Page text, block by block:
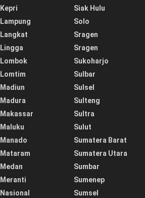
Kepri
Lampung
Langkat
Lingga
Lombok
Lomtim
Madiun
Madura
Makassar
Maluku
Manado
Mataram
Medan
Meranti
Nasional
Siak Hulu
Solo
Sragen
Sragen
Sukoharjo
Sulbar
Sulsel
Sulteng
Sultra
Sulut
Sumatera Barat
Sumatera Utara
Sumbar
Sumenep
Sumsel